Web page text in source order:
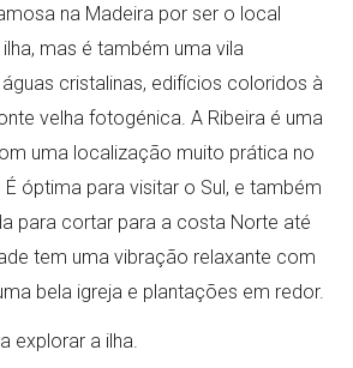
na Madeira por ser o local
mas é também uma vila
cristalinas, edifícios coloridos à
velha fotogénica. A Ribeira é uma
uma localização muito prática no
óptima para visitar o Sul, e também
para cortar para a costa Norte até
tem uma vibração relaxante com
bela igreja e plantações em redor.
explorar a ilha.